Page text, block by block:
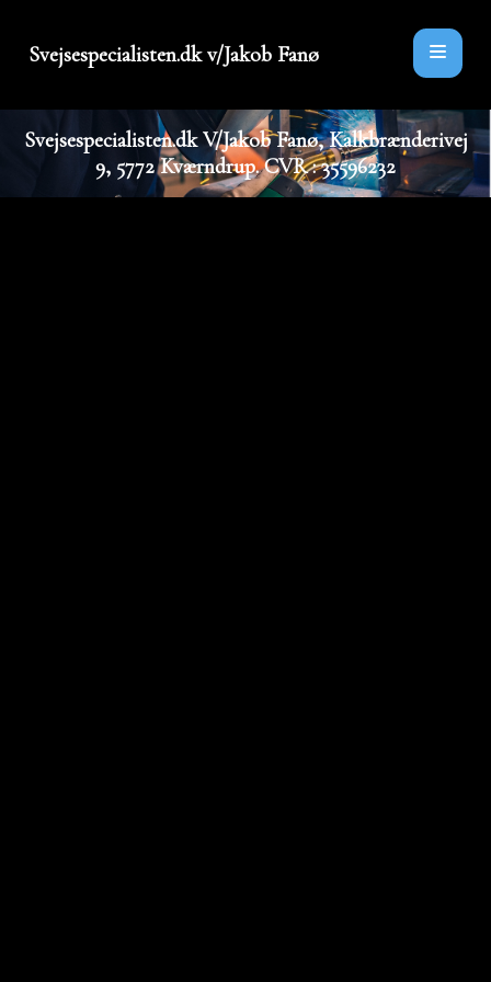
Svejsespecialisten.dk v/Jakob Fanø
Svejsespecialisten.dk V/Jakob Fanø, Kalkbrænderivej
9, 5772 Kværndrup. CVR : 35596232